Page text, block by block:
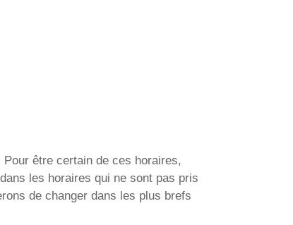
être certain de ces horaires,
les horaires qui ne sont pas pris
de changer dans les plus brefs